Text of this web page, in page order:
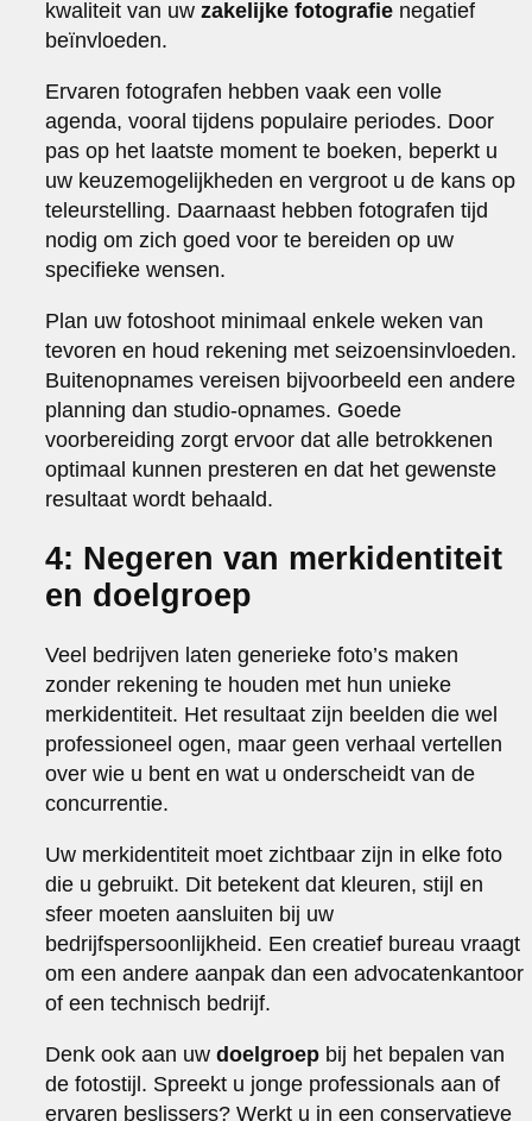
kwaliteit van uwzakelijke fotografie negatief
beïnvloeden.
Ervaren fotografen hebben vaak een volle
agenda, vooral tijdens populaire periodes. Door
pas op het laatste moment te boeken, beperkt u
uw keuzemogelijkheden en vergroot u de kans op
teleurstelling. Daarnaast hebben fotografen tijd
nodig om zich goed voor te bereiden op uw
specifieke wensen.
Plan uw fotoshoot minimaal enkele weken van
tevoren en houd rekening met seizoensinvloeden.
Buitenopnames vereisen bijvoorbeeld een andere
planning dan studio-opnames. Goede
voorbereiding zorgt ervoor dat alle betrokkenen
optimaal kunnen presteren en dat het gewenste
resultaat wordt behaald.
4: Negeren van merkidentiteit
en doelgroep
Veel bedrijven laten generieke foto’s maken
zonder rekening te houden met hun unieke
merkidentiteit. Het resultaat zijn beelden die wel
professioneel ogen, maar geen verhaal vertellen
over wie u bent en wat u onderscheidt van de
concurrentie.
Uw merkidentiteit moet zichtbaar zijn in elke foto
die u gebruikt. Dit betekent dat kleuren, stijl en
sfeer moeten aansluiten bij uw
bedrijfspersoonlijkheid. Een creatief bureau vraagt
om een andere aanpak dan een advocatenkantoor
of een technisch bedrijf.
Denk ook aan uwdoelgroep bij het bepalen van
de fotostijl. Spreekt u jonge professionals aan of
ervaren beslissers? Werkt u in een conservatieve